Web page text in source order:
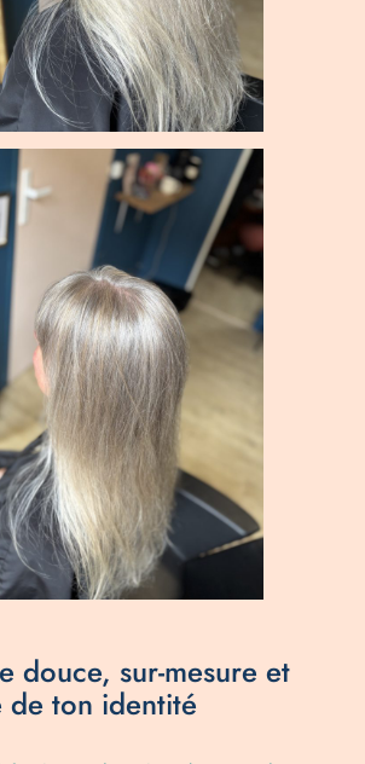
douce, sur-mesure et
de ton identité